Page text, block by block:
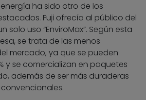
ha sido otro de los
Fuji ofrecía al público del
solo uso “EnviroMax”. Según esta
se trata de las menos
mercado, ya que se pueden
y se comercializan en paquetes
además de ser más duraderas